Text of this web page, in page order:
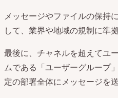
メッセージやファイルの保持
して、業界や地域の規制に準
最後に、チャネルを超えてユ
ムである「ユーザーグループ
定の部署全体にメッセージを